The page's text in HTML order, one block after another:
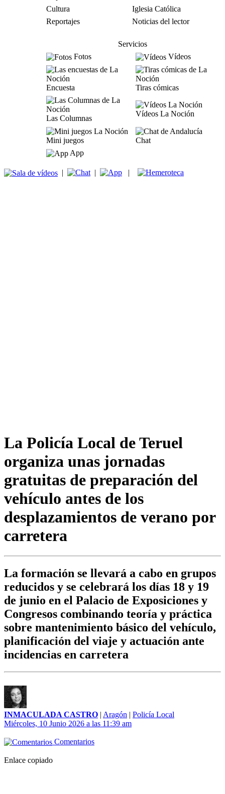
Cultura
Iglesia Católica
Reportajes
Noticias del lector
Servicios
Fotos
Vídeos
Encuesta Tiras cómicas
Las Columnas
Vídeos La Noción
Mini juegos
Chat
App
| | |
La Policía Local de Teruel
organiza unas jornadas
gratuitas de preparación del
vehículo antes de los
desplazamientos de verano por
carretera
La formación se llevará a cabo en grupos
reducidos y se celebrará los días 18 y 19
de junio en el Palacio de Exposiciones y
Congresos combinando teoría y práctica
sobre mantenimiento básico del vehículo,
planificación del viaje y actuación ante
incidencias en carretera
INMACULADA CASTRO | Aragón | Policía Local
Miércoles, 10 Junio 2026 a las 11:39 am
Comentarios
Enlace copiado